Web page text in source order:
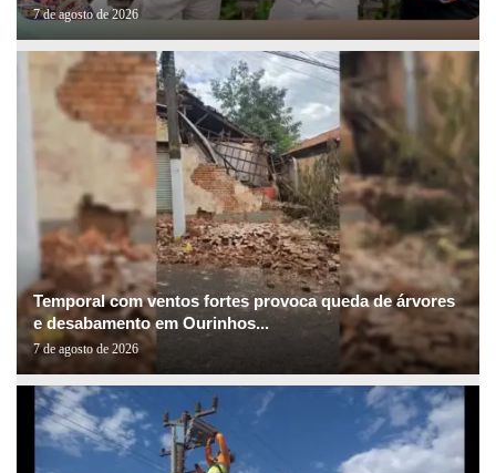
7 de agosto de 2026
Temporal com ventos fortes provoca queda de árvores
e desabamento em Ourinhos...
7 de agosto de 2026